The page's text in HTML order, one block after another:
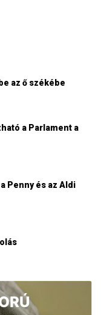
az ő székébe
a Parlament a
Penny és az Aldi